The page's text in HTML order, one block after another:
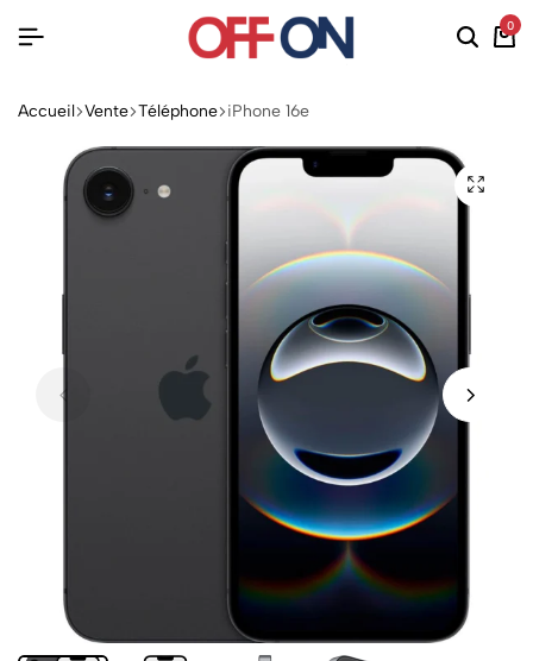
0
Accueil Vente Téléphone iPhone 16e